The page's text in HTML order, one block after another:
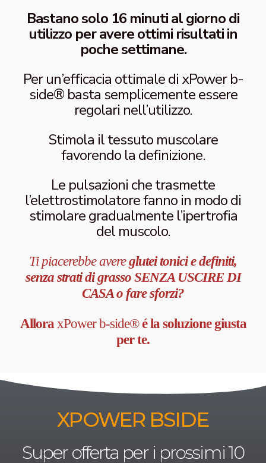
Bastano solo 16 minuti al giorno di
utilizzo per avere ottimi risultati in
poche settimane.
Per un’efficacia ottimale di xPower b-
side® basta semplicemente essere
regolari nell’utilizzo.
Stimola il tessuto muscolare
favorendo la definizione.
Le pulsazioni che trasmette
l’elettrostimolatore fanno in modo di
stimolare gradualmente l’ipertrofia
del muscolo.
Ti piacerebbe avereglutei tonici e definiti,
senza strati di grasso SENZA USCIRE DI
CASA o fare sforzi?
Allora xPower b-side®é la soluzione giusta
per te.
XPOWER BSIDE
Super offerta per i prossimi 10